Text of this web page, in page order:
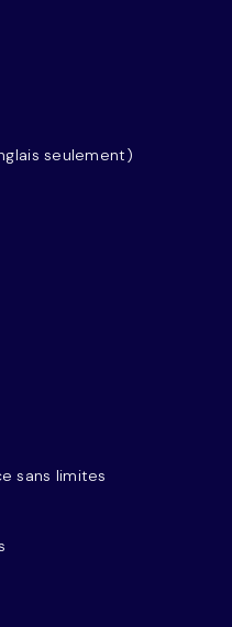
seulement)
sans limites